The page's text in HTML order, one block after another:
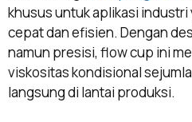
khusus untuk aplikasi industri
cepat dan efisien. Dengan
namun presisi, flow cup ini
viskositas kondisional
langsung di lantai produksi.